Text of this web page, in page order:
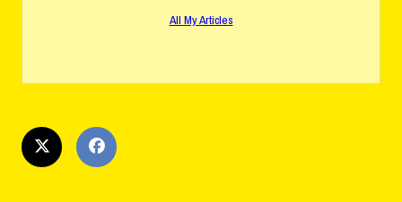
All My Articles